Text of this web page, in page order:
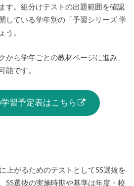
す。組分けテストの出題範囲を確認
している学年別の「予習シリーズ 学
う。
から学年ごとの教材ページに進み、
能です。
習予定表はこちら
上がるためのテストとしてSS選抜を
SS選抜の実施時期や基準は年度・校